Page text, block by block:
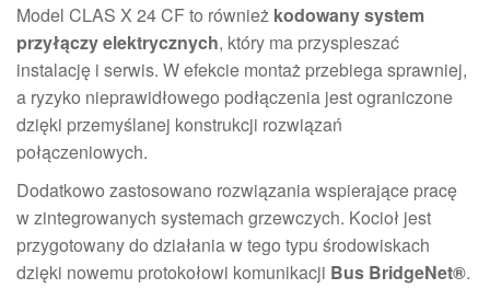
Model CLAS X 24 CF to również kodowany system
przyłączy elektrycznych, który ma przyspieszać
instalację i serwis. W efekcie montaż przebiega sprawniej,
a ryzyko nieprawidłowego podłączenia jest ograniczone
dzięki przemyślanej konstrukcji rozwiązań
połączeniowych.
Dodatkowo zastosowano rozwiązania wspierające pracę
w zintegrowanych systemach grzewczych. Kocioł jest
przygotowany do działania w tego typu środowiskach
dzięki nowemu protokołowi komunikacji Bus BridgeNet®.